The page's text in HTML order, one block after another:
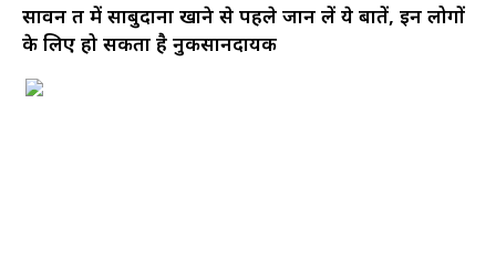
सावन व्रत में साबुदाना खाने से पहले जान लें ये बातें, इन लोगों
के लिए हो सकता है नुकसानदायक